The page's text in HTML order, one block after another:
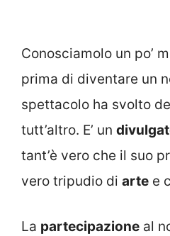
Conosciamolo un po’
prima di diventare un
spettacolo ha svolto
tutt’altro. E’ un
tant’è vero che il suo
vero tripudio di arte e
La partecipazione al